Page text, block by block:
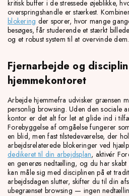
kritisk buffer i de stressede øjeblikke,
overspringshandle er stærkest.
blokering der sporer, hvor mange
besøges, får studerende et stærkt
og et robust system til at overvinde dem.
Fjernarbejde og
hjemmekontoret
Arbejde hjemmefra udvisker grænsen
personlig browsing. Uden den sociale
kontor er det alt for let at glide ind i
Forebyggelse af omgåelse fungerer
en blid, men fast tilstedeværelse, der
arbejdsrelaterede blokeringer ved
dedikeret til din arbejdsplan, aktivér
en generøs nedtælling, og du har
kan måle sig med disciplinen på et
arbejdsdagen slutter, skifter du til din
ubegrænset browsing — ingen